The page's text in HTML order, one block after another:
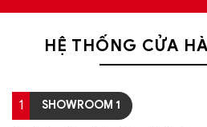
HỆ THỐNG CỬA
1 SHOWROOM 1